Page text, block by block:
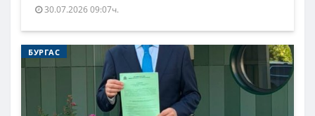
30.07.2026 09:07ч.
БУРГАС